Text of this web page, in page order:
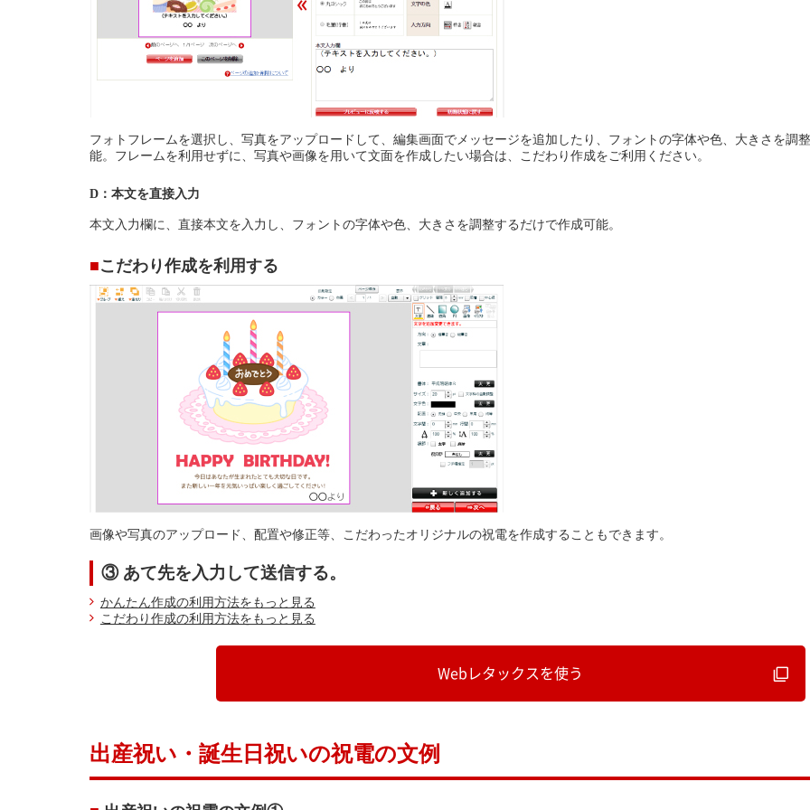
フォトフレームを選択し、写真をアップロードして、編集画面でメッセージを追加したり、フォントの字体や色、大きさを調
能。フレームを利用せずに、写真や画像を用いて文面を作成したい場合は、こだわり作成をご利用ください。
D：本文を直接入力
本文入力欄に、直接本文を入力し、フォントの字体や色、大きさを調整するだけで作成可能。
■こだわり作成を利用する
画像や写真のアップロード、配置や修正等、こだわったオリジナルの祝電を作成することもできます。
③ あて先を入力して送信する。
かんたん作成の利用方法をもっと見る
こだわり作成の利用方法をもっと見る
Webレタックスを使う
出産祝い・誕生日祝いの祝電の文例